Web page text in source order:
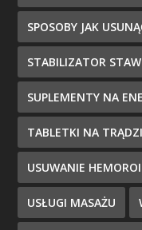
SPOSOBY JAK
STABILIZATOR
SUPLEMENTY NA
TABLETKI NA
USUWANIE
USŁUGI MASAŻU